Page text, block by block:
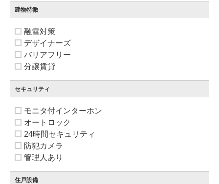
建物特徴
融雪対策
デザイナーズ
バリアフリー
分譲賃貸
セキュリティ
モニタ付インターホン
オートロック
24時間セキュリティ
防犯カメラ
管理人あり
住戸設備